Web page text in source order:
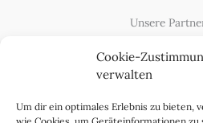
Cookie-
verwalten
Um dir ein optimales Erlebnis zu bieten,
Unsere